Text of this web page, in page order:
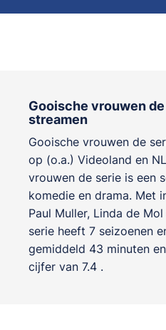
Gooische vrouwen
streamen
Gooische vrouwen de
op (o.a.) Videoland en
vrouwen de serie is een
komedie en drama. Met
Paul Muller, Linda de Mol
serie heeft 7 seizoenen
gemiddeld 43 minuten
cijfer van 7.4 .